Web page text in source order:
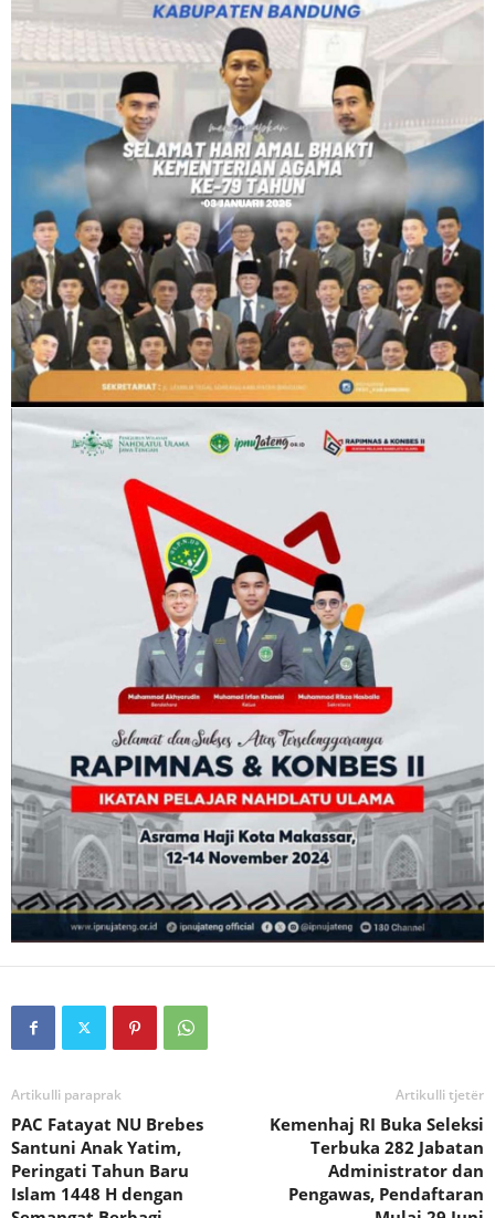
Artikulli paraprak
PAC Fatayat NU Brebes
Santuni Anak Yatim,
Peringati Tahun Baru
Islam 1448 H dengan
Artikulli tjetër
Kemenhaj RI Buka Seleksi
Terbuka 282 Jabatan
Administrator dan
Pengawas, Pendaftaran